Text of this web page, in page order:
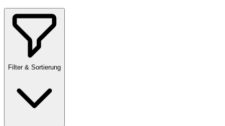
Filter & Sortierung